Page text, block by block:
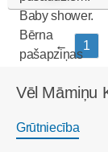
← 1
Vēl Māmiņu
Grūtniecība